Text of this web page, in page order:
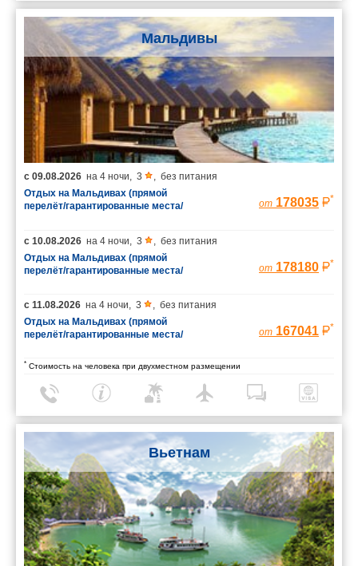
Мальдивы
с 09.08.2026 на 4 ночи 3
без питания
Отдых на Мальдивах (прямой
перелёт/гарантированные места/
от 178035 *
с 10.08.2026 на 4 ночи 3
без питания
Отдых на Мальдивах (прямой
перелёт/гарантированные места/
от 178180 *
с 11.08.2026 на 4 ночи 3
без питания
Отдых на Мальдивах (прямой
перелёт/гарантированные места/
от 167041 *
* Стоимость на человека при двухместном размещении
Вьетнам